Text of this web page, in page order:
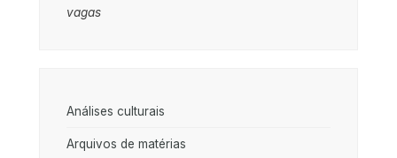
vagas
Análises culturais
Arquivos de matérias